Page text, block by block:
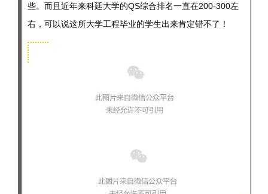
些。而且近年来科廷大学的QS综合排名一直在200-300左
右，可以说这所大学工程毕业的学生出来肯定错不了！